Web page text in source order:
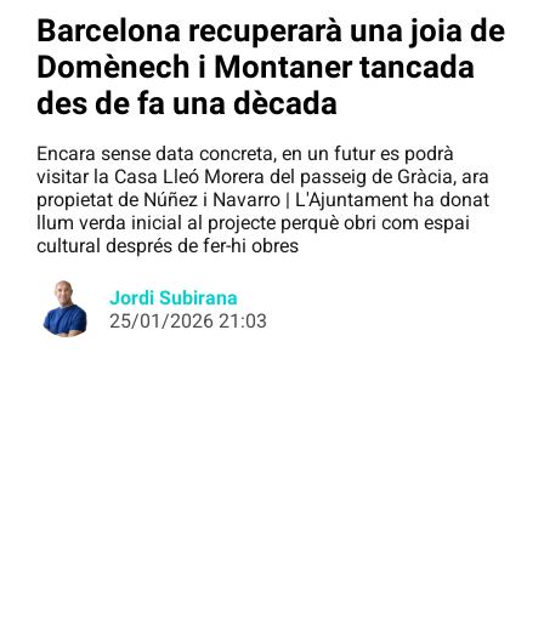
Barcelona recuperarà una joia de
Domènech i Montaner tancada
des de fa una dècada
Encara sense data concreta, en un futur es podrà
visitar la Casa Lleó Morera del passeig de Gràcia, ara
propietat de Núñez i Navarro | L'Ajuntament ha donat
llum verda inicial al projecte perquè obri com espai
cultural després de fer-hi obres
Jordi Subirana
25/01/2026 21:03